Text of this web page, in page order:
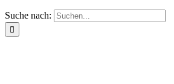
Suche nach: